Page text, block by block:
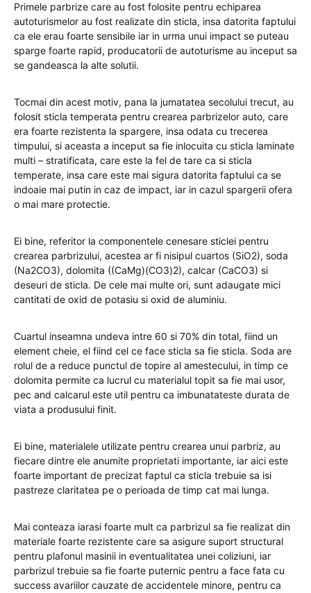
Primele parbrize care au fost folosite pentru echiparea
autoturismelor au fost realizate din sticla, insa datorita faptului
ca ele erau foarte sensibile iar in urma unui impact se puteau
sparge foarte rapid, producatorii de autoturisme au inceput sa
se gandeasca la alte solutii.
Tocmai din acest motiv, pana la jumatatea secolului trecut, au
folosit sticla temperata pentru crearea parbrizelor auto, care
era foarte rezistenta la spargere, insa odata cu trecerea
timpului, si aceasta a inceput sa fie inlocuita cu sticla laminate
multi – stratificata, care este la fel de tare ca si sticla
temperate, insa care este mai sigura datorita faptului ca se
indoaie mai putin in caz de impact, iar in cazul spargerii ofera
o mai mare protectie.
Ei bine, referitor la componentele cenesare sticlei pentru
crearea parbrizului, acestea ar fi nisipul cuartos (SiO2), soda
(Na2CO3), dolomita ((CaMg)(CO3)2), calcar (CaCO3) si
deseuri de sticla. De cele mai multe ori, sunt adaugate mici
cantitati de oxid de potasiu si oxid de aluminiu.
Cuartul inseamna undeva intre 60 si 70% din total, fiind un
element cheie, el fiind cel ce face sticla sa fie sticla. Soda are
rolul de a reduce punctul de topire al amestecului, in timp ce
dolomita permite ca lucrul cu materialul topit sa fie mai usor,
pec and calcarul este util pentru ca imbunatateste durata de
viata a produsului finit.
Ei bine, materialele utilizate pentru crearea unui parbriz, au
fiecare dintre ele anumite proprietati importante, iar aici este
foarte important de precizat faptul ca sticla trebuie sa isi
pastreze claritatea pe o perioada de timp cat mai lunga.
Mai conteaza iarasi foarte mult ca parbrizul sa fie realizat din
materiale foarte rezistente care sa asigure suport structural
pentru plafonul masinii in eventualitatea unei coliziuni, iar
parbrizul trebuie sa fie foarte puternic pentru a face fata cu
success avariilor cauzate de accidentele minore, pentru ca